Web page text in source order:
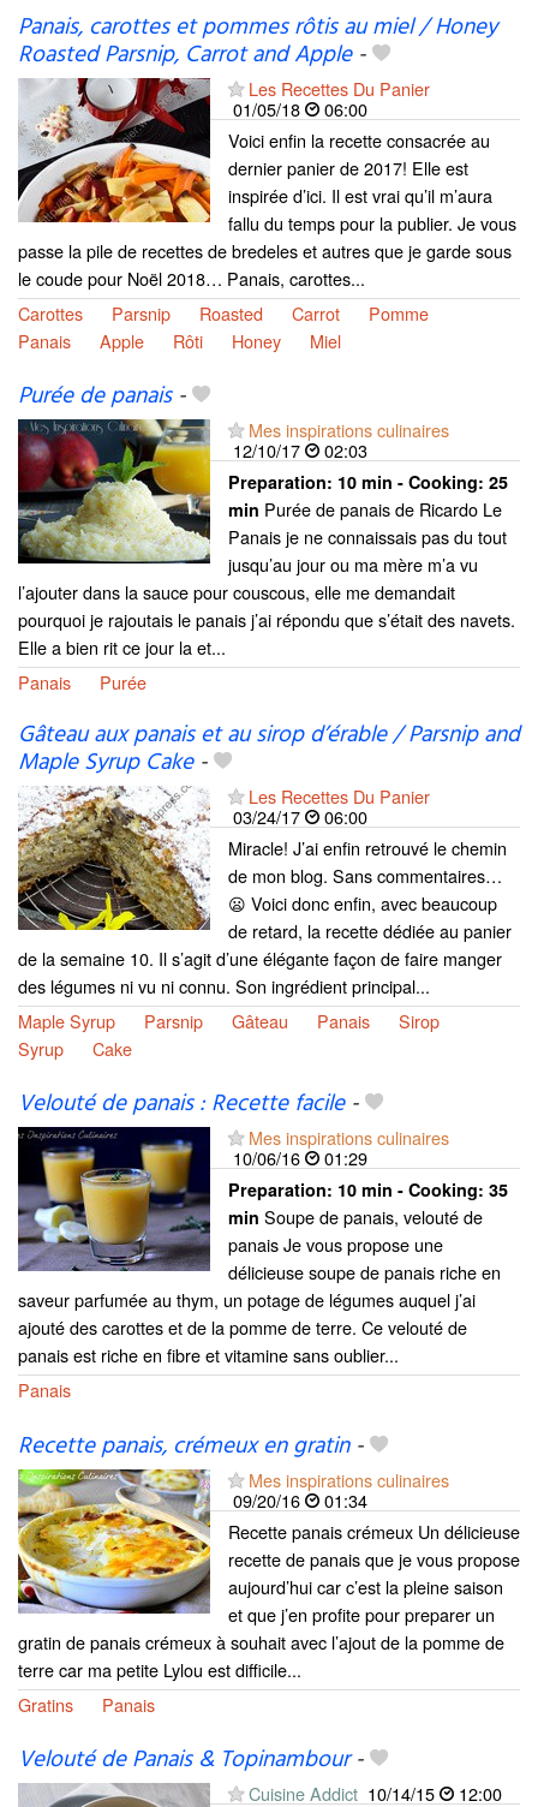
Panais, carottes et pommes rôtis au miel / Honey
Roasted Parsnip, Carrot and Apple-
Les Recettes Du Panier
01/05/18
06:00
Voici enfin la recette consacrée au
dernier panier de 2017! Elle est
inspirée d’ici. Il est vrai qu’il m’aura
fallu du temps pour la publier. Je vous
passe la pile de recettes de bredeles et autres que je garde sous
le coude pour Noël 2018… Panais, carottes...
Carottes
Parsnip Roasted Carrot
Pomme
Panais
Apple Rôti Honey Miel
Purée de panais-
Mes inspirations culinaires
12/10/17
02:03
Preparation: 10 min - Cooking: 25
min Purée de panais de Ricardo Le
Panais je ne connaissais pas du tout
jusqu’au jour ou ma mère m’a vu
l’ajouter dans la sauce pour couscous, elle me demandait
pourquoi je rajoutais le panais j’ai répondu que s’était des navets.
Elle a bien rit ce jour la et...
Panais
Purée
Gâteau aux panais et au sirop d’érable / Parsnip and
Maple Syrup Cake-
Les Recettes Du Panier
03/24/17
06:00
Miracle! J’ai enfin retrouvé le chemin
de mon blog. Sans commentaires…
😦 Voici donc enfin, avec beaucoup
de retard, la recette dédiée au panier
de la semaine 10. Il s’agit d’une élégante façon de faire manger
des légumes ni vu ni connu. Son ingrédient principal...
Maple Syrup
Parsnip Gâteau Panais
Sirop
Syrup
Cake
Velouté de panais : Recette facile-
Mes inspirations culinaires
10/06/16
01:29
Preparation: 10 min - Cooking: 35
min Soupe de panais, velouté de
panais Je vous propose une
délicieuse soupe de panais riche en
saveur parfumée au thym, un potage de légumes auquel j’ai
ajouté des carottes et de la pomme de terre. Ce velouté de
panais est riche en fibre et vitamine sans oublier...
Panais
Recette panais, crémeux en gratin-
Mes inspirations culinaires
09/20/16
01:34
Recette panais crémeux Un délicieuse
recette de panais que je vous propose
aujourd’hui car c’est la pleine saison
et que j’en profite pour preparer un
gratin de panais crémeux à souhait avec l’ajout de la pomme de
terre car ma petite Lylou est difficile...
Gratins
Panais
Velouté de Panais & Topinambour-
Cuisine Addict 10/14/15 12:00